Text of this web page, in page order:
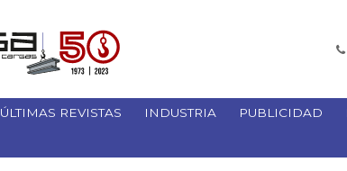
ÚLTIMAS REVISTAS INDUSTRIA PUBLICIDAD